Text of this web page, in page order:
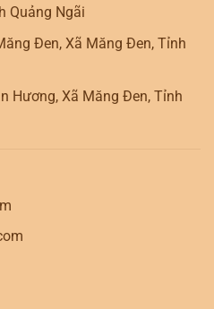
Quảng Ngãi
Đen, Xã Măng Đen, Tỉnh
Hương, Xã Măng Đen, Tỉnh